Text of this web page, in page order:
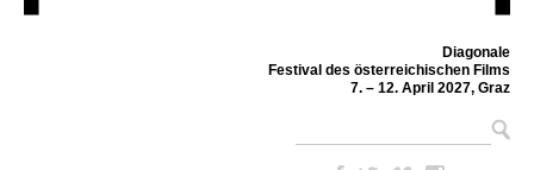
Diagonale
Festival des österreichischen Films
7. – 12. April 2027, Graz